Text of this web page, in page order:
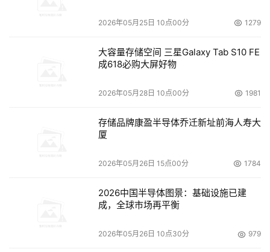
息，请访问www.intel.com/pressroom。
本文来源于DOIT传媒，文章内容仅供参考，不构成投资建议。
2026年05月25日 10点00分 1279
大容量存储空间 三星Galaxy Tab S10 FE
成618必购大屏好物
2026年05月28日 10点00分 1981
存储品牌康盈半导体乔迁新址前海人寿大
厦
2026年05月26日 15点00分 1784
2026中国半导体图景：基础设施已建
成，全球市场再平衡
2026年05月26日 10点30分 979